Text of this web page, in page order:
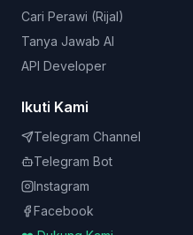
Cari Perawi (Rijal)
Tanya Jawab AI
API Developer
Ikuti Kami
Telegram Channel
Telegram Bot
Instagram
Facebook